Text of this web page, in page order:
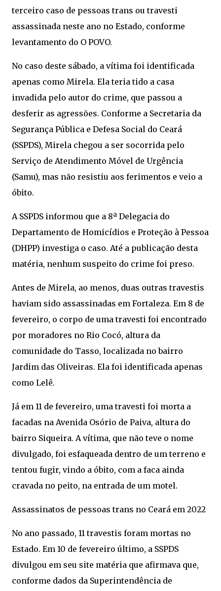
terceiro caso de pessoas trans ou travesti
assassinada neste ano no Estado, conforme
levantamento do O POVO.
No caso deste sábado, a vítima foi identificada
apenas como Mirela. Ela teria tido a casa
invadida pelo autor do crime, que passou a
desferir as agressões. Conforme a Secretaria da
Segurança Pública e Defesa Social do Ceará
(SSPDS), Mirela chegou a ser socorrida pelo
Serviço de Atendimento Móvel de Urgência
(Samu), mas não resistiu aos ferimentos e veio a
óbito.
A SSPDS informou que a 8ª Delegacia do
Departamento de Homicídios e Proteção à Pessoa
(DHPP) investiga o caso. Até a publicação desta
matéria, nenhum suspeito do crime foi preso.
Antes de Mirela, ao menos, duas outras travestis
haviam sido assassinadas em Fortaleza. Em 8 de
fevereiro, o corpo de uma travesti foi encontrado
por moradores no Rio Cocó, altura da
comunidade do Tasso, localizada no bairro
Jardim das Oliveiras. Ela foi identificada apenas
como Lelê.
Já em 11 de fevereiro, uma travesti foi morta a
facadas na Avenida Osório de Paiva, altura do
bairro Siqueira. A vítima, que não teve o nome
divulgado, foi esfaqueada dentro de um terreno e
tentou fugir, vindo a óbito, com a faca ainda
cravada no peito, na entrada de um motel.
Assassinatos de pessoas trans no Ceará em 2022
No ano passado, 11 travestis foram mortas no
Estado. Em 10 de fevereiro último, a SSPDS
divulgou em seu site matéria que afirmava que,
conforme dados da Superintendência de